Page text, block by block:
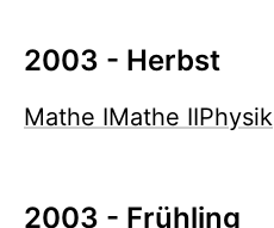
2003 - Herbst
Mathe IMathe IIPhysik
2003 - Frühling